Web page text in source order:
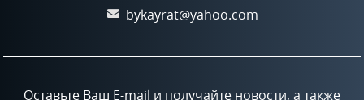
bykayrat@yahoo.com
Оставьте Ваш E-mail и получайте новости, а также